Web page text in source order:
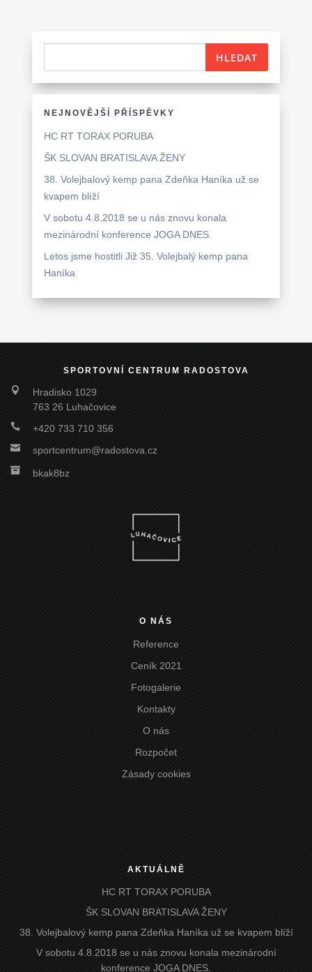
NEJNOVĚJŠÍ PŘÍSPĚVKY
HC RT TORAX PORUBA
ŠK SLOVAN BRATISLAVA ŽENY
38. Volejbalový kemp pana Zdeňka Haníka už se
kvapem blíží
V sobotu 4.8.2018 se u nás znovu konala
mezinárodní konference JOGA DNES.
Letos jsme hostitli Již 35. Volejbalý kemp pana
Haníka
SPORTOVNÍ CENTRUM RADOSTOVA

Hradisko 1029
763 26 Luhačovice
 +420 733 710 356
 sportcentrum@radostova.cz
 bkak8bz
O NÁS
Reference
Ceník 2021
Fotogalerie
Kontakty
O nás
Rozpočet
Zásady cookies
AKTUÁLNĚ
HC RT TORAX PORUBA
ŠK SLOVAN BRATISLAVA ŽENY
38. Volejbalový kemp pana Zdeňka Haníka už se kvapem blíží
V sobotu 4.8.2018 se u nás znovu konala mezinárodní
konference JOGA DNES.